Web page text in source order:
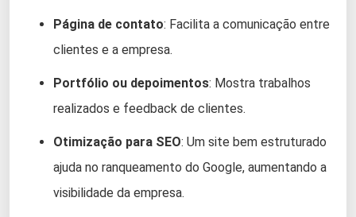
Página de contato: Facilita a comunicação entre
clientes e a empresa.
Portfólio ou depoimentos: Mostra trabalhos
realizados e feedback de clientes.
Otimização para SEO: Um site bem estruturado
ajuda no ranqueamento do Google, aumentando a
visibilidade da empresa.